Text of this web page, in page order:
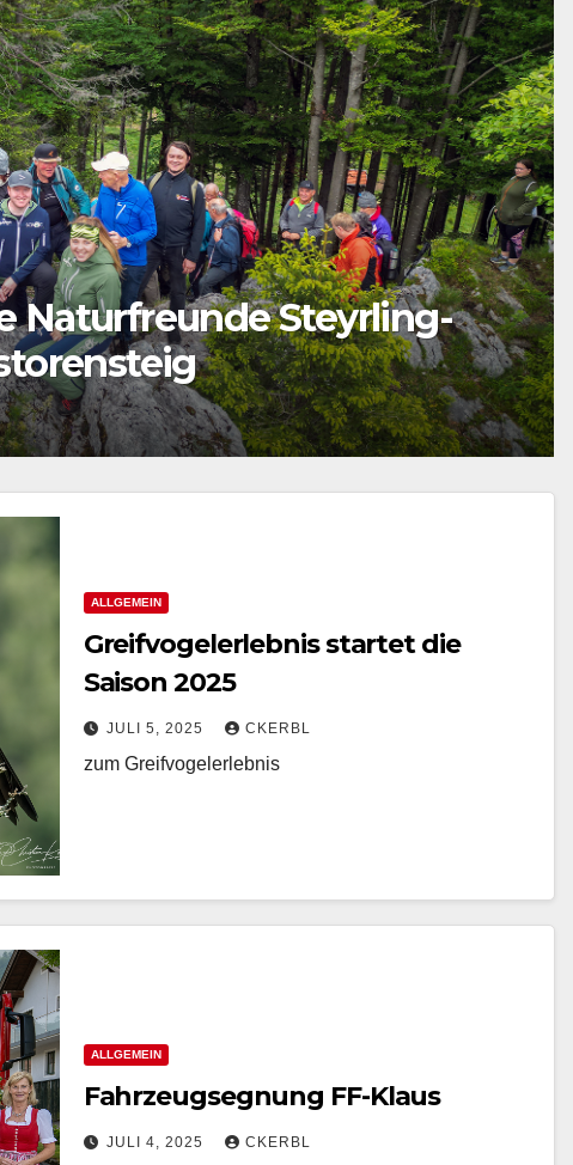
ALLGEMEIN
Greifvogelerlebnis startet die
Saison 2025
JULI 5, 2025 CKERBL
zum Greifvogelerlebnis
ALLGEMEIN
Fahrzeugsegnung FF-Klaus
JULI 4, 2025 CKERBL